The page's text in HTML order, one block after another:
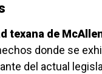
texana de
donde se
del actual